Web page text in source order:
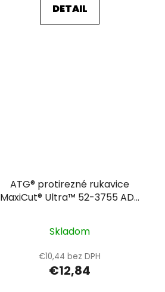
DETAIL
ATG® protirezné rukavice
MaxiCut® Ultra™ 52-3755 AD-
Skladom
€10,44 bez DPH
€12,84